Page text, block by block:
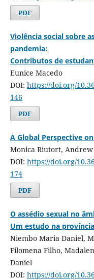
PDF
Violência social sobre
pandemia:
Contributos de
Eunice Macedo
DOI: https://doi.org/
146
PDF
A Global Perspective
Monica Riutort, Andrew
DOI: https://doi.org/
174
PDF
O assédio sexual no
Um estudo na
Niembo Maria Daniel,
Filomena Filho,
Daniel
DOI: https://doi.org/